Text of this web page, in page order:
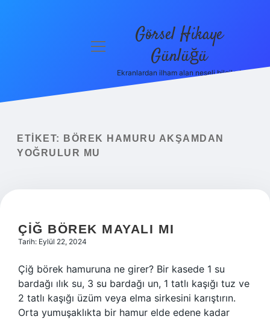
Yasal Uyarı
menüyü
Görsel Hikaye
Günlüğü
Ekranlardan ilham alan neşeli bilgiler!
ETIKET:
BÖREK HAMURU AKŞAMDAN
YOĞRULUR MU
ÇIĞ BÖREK MAYALI MI
Tarih: Eylül 22, 2024
Çiğ börek hamuruna ne girer? Bir kasede 1 su
bardağı ılık su, 3 su bardağı un, 1 tatlı kaşığı tuz ve
2 tatlı kaşığı üzüm veya elma sirkesini karıştırın.
Orta yumuşaklıkta bir hamur elde edene kadar